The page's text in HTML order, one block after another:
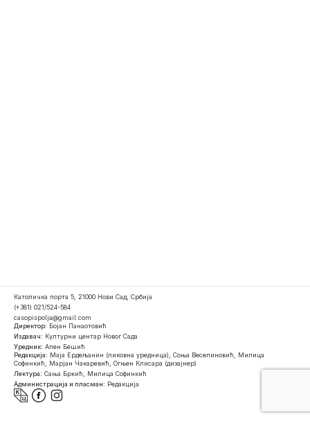
Католичка порта 5, 21000 Нови Сад, Србија
(+381) 021/524-584
casopispolja@gmail.com
Директор: Бојан Панаотовић
Издавач: Културни центар Новог Сада
Уредник: Ален Бешић
Редакција: Маја Ердељанин (ликовна уредница), Соња Веселиновић, Милица
Софинкић, Марјан Чакаревић, Огњен Клисара (дизајнер)
Лектура: Сања Бркић, Милица Софинкић
Администрација и пласман: Редакција